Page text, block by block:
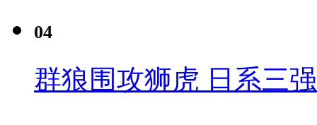
04
群狼围攻狮虎 日系三